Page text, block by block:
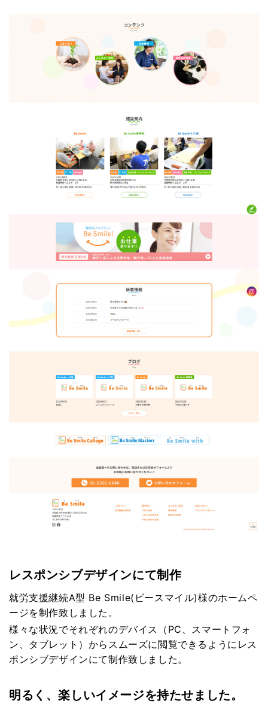
レスポンシブデザインにて制作
就労支援継続A型 Be Smile(ビースマイル)様のホームペ
ージを制作致しました。
様々な状況でそれぞれのデバイス（PC、スマートフォ
ン、タブレット）からスムーズに閲覧できるようにレス
ポンシブデザインにて制作致しました。
明るく、楽しいイメージを持たせました。